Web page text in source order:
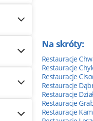
Na skróty:
Restauracje
Restauracje
Restauracje
Restauracje
Restauracje
Restauracje
Restauracje